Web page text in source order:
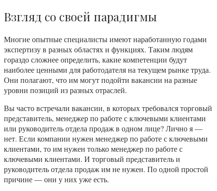
Взгляд со своей парадигмы
Многие опытные специалисты имеют наработанную годами
экспертизу в разных областях и функциях. Таким людям
гораздо сложнее определить, какие компетенции будут
наиболее ценными для работодателя на текущем рынке труда.
Они полагают, что им могут подойти вакансии на разные
уровни позиций из разных отраслей.
Вы часто встречали вакансии, в которых требовался торговый
представитель, менеджер по работе с ключевыми клиентами
или руководитель отдела продаж в одном лице? Лично я —
нет. Если компании нужен менеджер по работе с ключевыми
клиентами, то им нужен только менеджер по работе с
ключевыми клиентами. И торговый представитель и
руководитель отдела продаж им не нужен. По одной простой
причине — они у них уже есть.